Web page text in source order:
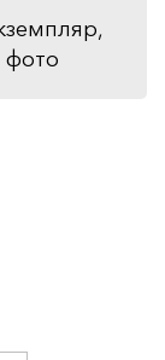
фото